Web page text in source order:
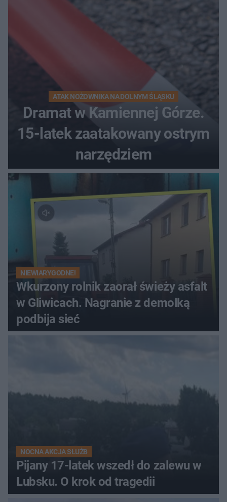
ATAK NOŻOWNIKA NA DOLNYM ŚLĄSKU
Dramat w Kamiennej Górze.
15-latek zaatakowany ostrym
narzędziem
NIEWIARYGODNE!
Wkurzony rolnik zaorał świeży asfalt
w Gliwicach. Nagranie z demolką
podbija sieć
NOCNA AKCJA SŁUŻB
Pijany 17-latek wszedł do zalewu w
Lubsku. O krok od tragedii